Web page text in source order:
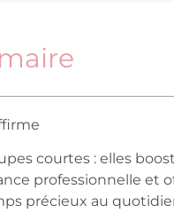
courtes : elles
professionnelle et
précieux au